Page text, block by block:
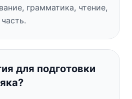
грамматика, чтение,
для подготовки